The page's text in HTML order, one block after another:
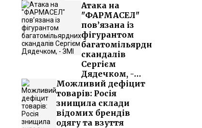
Атака на
"ФАРМАСЕЛ"
пов’язана із
фігурантом
багатомільярдних
скандалів
Сергієм
Дядечком, -
ЗМІ
Можливий дефіцит
товарів: Росія
знищила склади
відомих брендів
одягу та взуття